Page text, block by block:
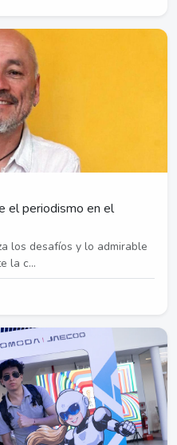
el periodismo en el
los desafíos y lo admirable
la c...